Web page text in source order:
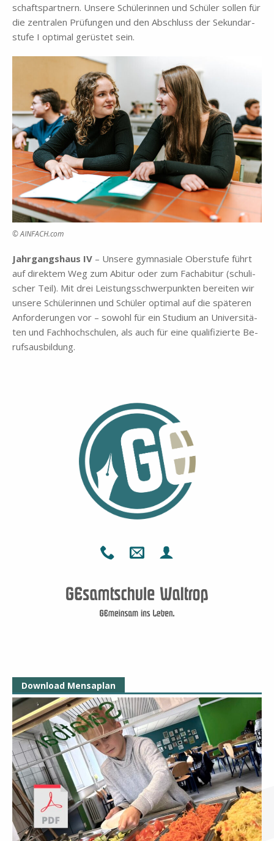
schafts­part­nern. Un­se­re Schü­le­rin­nen und Schü­ler sol­len für
die zen­tra­len Prü­fun­gen und den Ab­schluss der Se­kun­dar­
stu­fe I op­ti­mal ge­rü­stet sein.
© AINFACH.com
Jahr­gangs­haus IV – Un­se­re gym­na­sia­le Ober­stu­fe führt
auf di­rek­tem Weg zum Ab­itur oder zum Fach­ab­itur (schu­li­
scher Teil). Mit drei Lei­stungs­schwer­punk­ten be­rei­ten wir
un­se­re Schü­le­rin­nen und Schü­ler op­ti­mal auf die spä­te­ren
An­for­de­run­gen vor – so­wohl für ein Stu­di­um an Uni­ver­si­tä­
ten und Fach­hoch­schu­len, als auch für eine qua­li­fi­zier­te Be­
rufs­aus­bil­dung.
Download Mensaplan